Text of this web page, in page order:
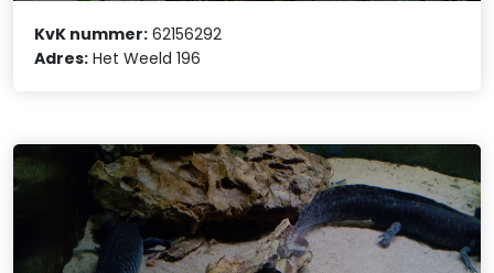
KvK nummer: 62156292
Adres: Het Weeld 196